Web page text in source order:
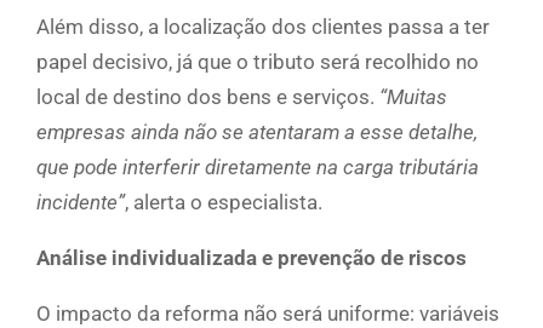
Além disso, a localização dos clientes passa a ter
papel decisivo, já que o tributo será recolhido no
local de destino dos bens e serviços. “Muitas
empresas ainda não se atentaram a esse detalhe,
que pode interferir diretamente na carga tributária
incidente”, alerta o especialista.
Análise individualizada e prevenção de riscos
O impacto da reforma não será uniforme: variáveis